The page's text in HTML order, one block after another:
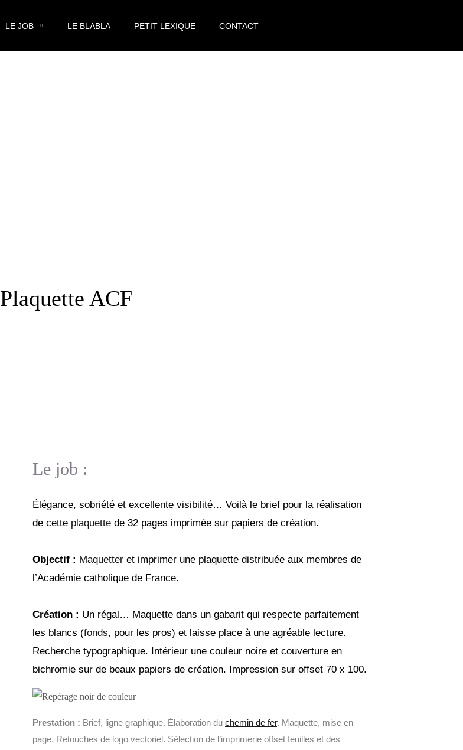
LE JOB LE BLABLA PETIT LEXIQUE CONTACT
Plaquette ACF
Le job :
Élégance, sobriété et excellente visibilité… Voilà le brief pour la réalisation
de cette plaquette de 32 pages imprimée sur papiers de création.
Objectif : Maquetter et imprimer une plaquette distribuée aux membres de
l’Académie catholique de France.
Création : Un régal… Maquette dans un gabarit qui respecte parfaitement
les blancs (fonds, pour les pros) et laisse place à une agréable lecture.
Recherche typographique. Intérieur une couleur noire et couverture en
bichromie sur de beaux papiers de création. Impression sur offset 70 x 100.
Prestation : Brief, ligne graphique. Élaboration du chemin de fer. Maquette, mise en
page. Retouches de logo vectoriel. Sélection de l’imprimerie offset feuilles et des